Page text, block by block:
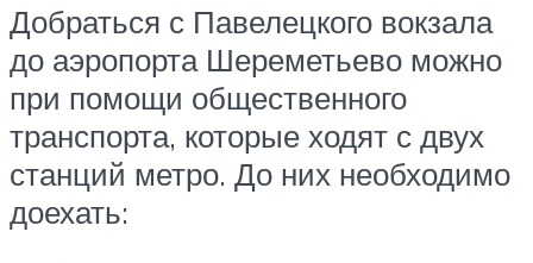
Добраться с Павелецкого вокзала
до аэропорта Шереметьево можно
при помощи общественного
транспорта, которые ходят с двух
станций метро. До них необходимо
доехать: